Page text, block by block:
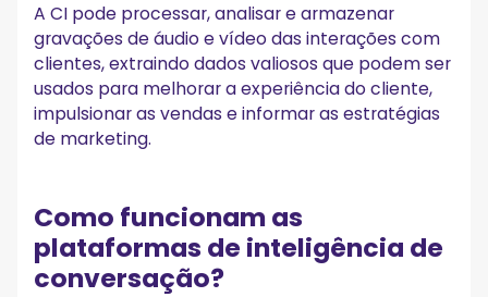
A CI pode processar, analisar e armazenar
gravações de áudio e vídeo das interações com
clientes, extraindo dados valiosos que podem ser
usados para melhorar a experiência do cliente,
impulsionar as vendas e informar as estratégias
de marketing.
Como funcionam as
plataformas de inteligência de
conversação?